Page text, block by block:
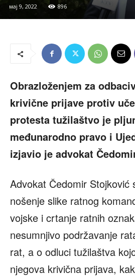
мај 9, 2022 896
Obrazloženjem za
krivične prijave protiv
protesta tužilaštvo je
međunarodno pravo i
izjavio je advokat
Advokat Čedomir Stojković
nošenje slike ratnog
vojske i crtanje ratnih
nesumnjivo podržavanje
rat, a o odluci tužilaštva
njegova krivična prijava,